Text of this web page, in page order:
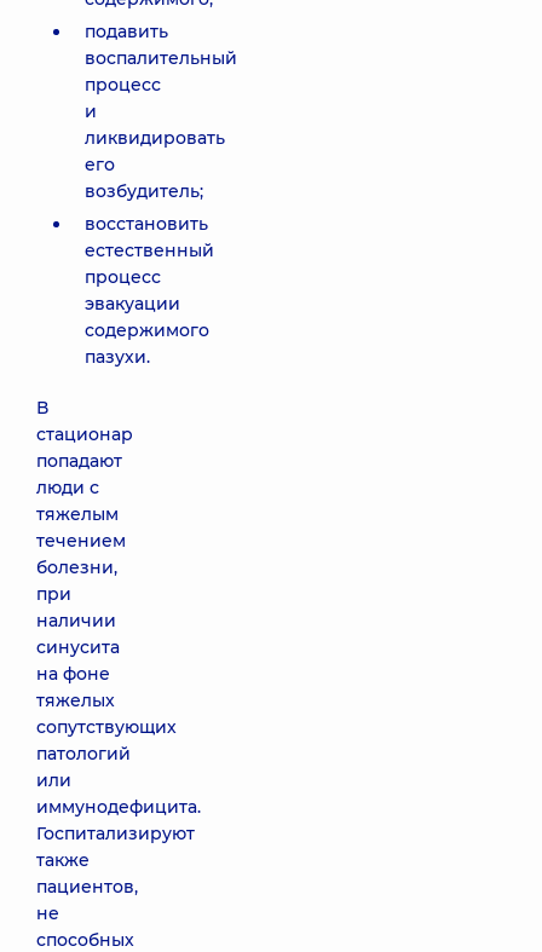
подавить
воспалительный
процесс
и
ликвидировать
его
возбудитель;
восстановить
естественный
процесс
эвакуации
содержимого
пазухи.
В
стационар
попадают
люди с
тяжелым
течением
болезни,
при
наличии
синусита
на фоне
тяжелых
сопутствующих
патологий
или
иммунодефицита.
Госпитализируют
также
пациентов,
не
способных